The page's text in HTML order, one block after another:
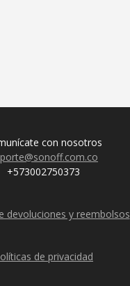
con nosotros
+573002750373
devoluciones y reembolsos
de privacidad